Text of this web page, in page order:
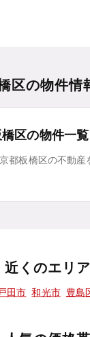
区の物件情
区の物件一覧
都板橋区の不動産
近くのエリ
田市 和光市 豊島